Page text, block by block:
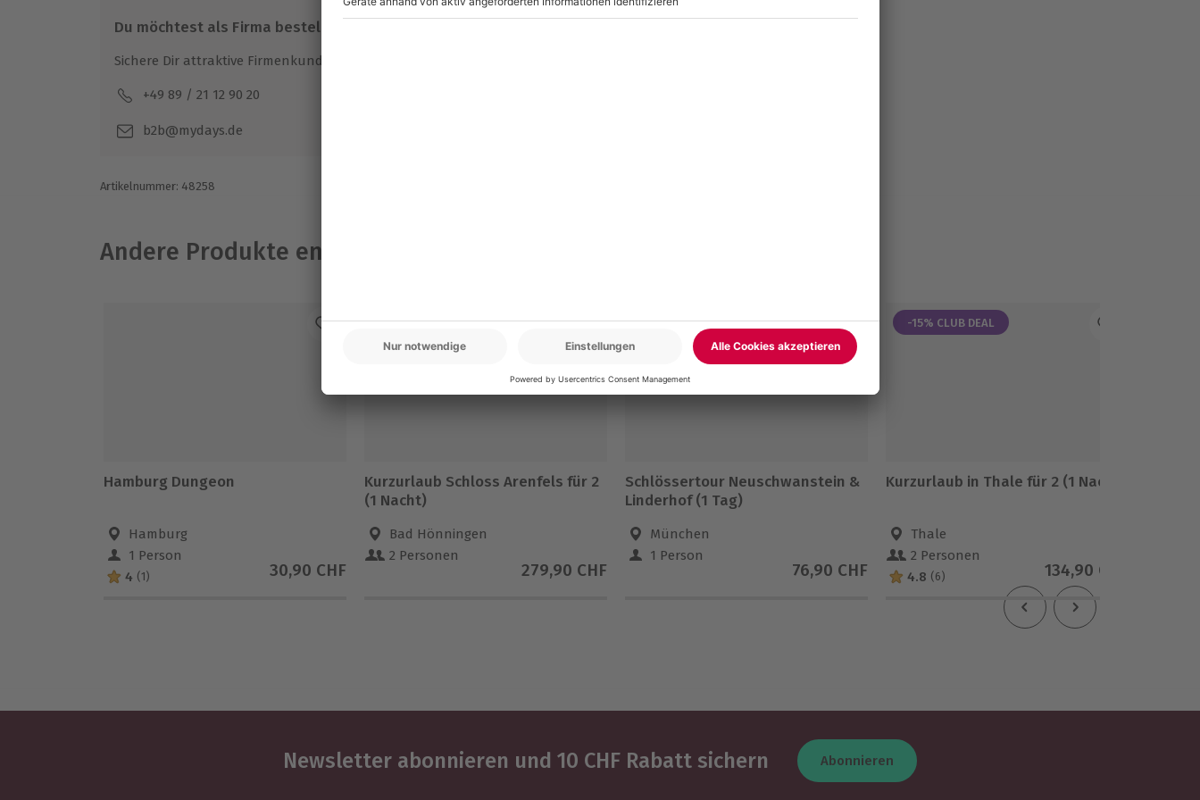
Für Fragen zu Deinem Termin, zu dem Erlebnis oder der Location ist der
Du möchtest als Firma bestellen?
Sichere Dir attraktive Firmenkunden Vorteile.
+49 89 / 21 12 90 20
b2b@mydays.de
Artikelnummer: 48258
Andere Produkte entdecken
Hamburg Dungeon
Hamburg
1 Person
4 (1) 30,90 CHF
Kurzurlaub Schloss Arenfels für 2
(1 Nacht)
Bad Hönningen
2 Personen
279,90 CHF
-15% CLUB DEAL
Schlössertour Neuschwanstein &
Linderhof (1 Tag)
München
1 Person
76,90 CHF
-15% CLUB DEAL
Kurzurlaub in Thale für 2 (1 Nacht)
Thale
2 Personen
4.8 (6) 134,90 CHF
Newsletter abonnieren und 10 CHF Rabatt sichern Abonnieren